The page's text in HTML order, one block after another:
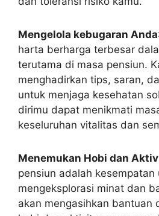
Mengelola kebugaran Anda
harta berharga terbesar
terutama di masa pensiun.
menghadirkan tips, saran,
untuk menjaga kesehatan
dirimu dapat menikmati
keseluruhan vitalitas dan
Menemukan Hobi dan
pensiun adalah kesempatan
mengeksplorasi minat dan
akan mengasihkan bantuan